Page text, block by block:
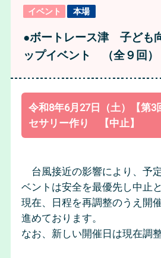
イベント 本場
●ボートレース津 子ども
ップイベント （全９回）
令和8年6月27日（土）【第3
セサリー作り 【中止】
台風接近の影響により、予
ベントは安全を最優先し中止
現在、日程を再調整のうえ開
進めております。
なお、新しい開催日は現在調整